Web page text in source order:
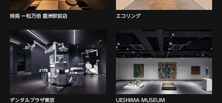
焼鳥 一粒万倍 豊洲駅前店 エコリング
デンタルプラザ東京 UESHIMA MUSEUM